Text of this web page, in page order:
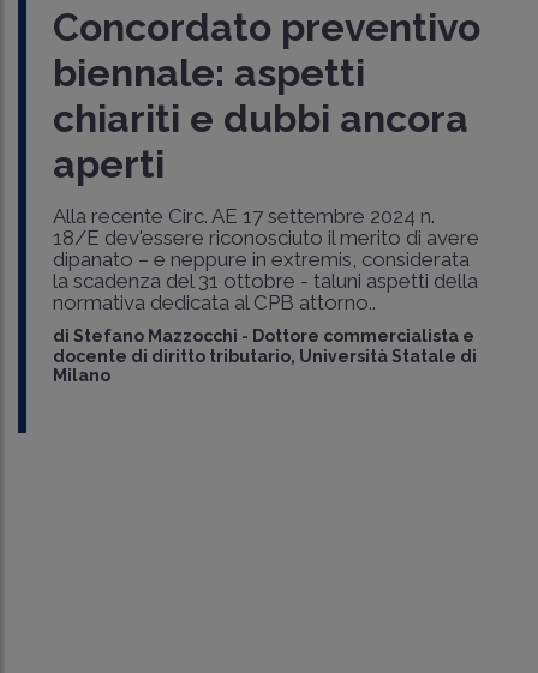
Concordato preventivo
biennale: aspetti
chiariti e dubbi ancora
aperti
Alla recente Circ. AE 17 settembre 2024 n.
18/E dev'essere riconosciuto il merito di avere
dipanato – e neppure in extremis, considerata
la scadenza del 31 ottobre - taluni aspetti della
normativa dedicata al CPB attorno..
di Stefano Mazzocchi - Dottore commercialista e
docente di diritto tributario, Università Statale di
Milano